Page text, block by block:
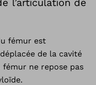
l’articulation de
fémur est
de la cavité
ne repose pas